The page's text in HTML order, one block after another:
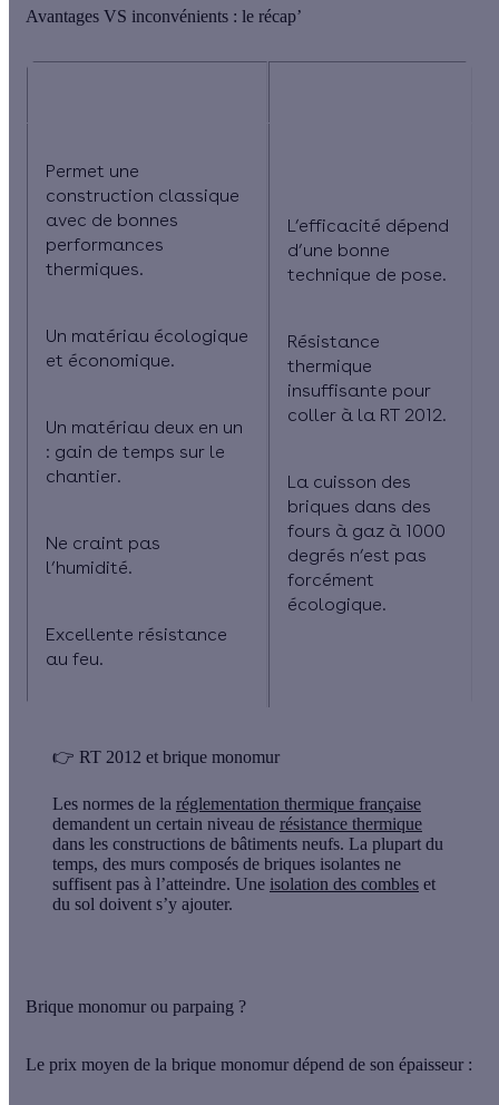
Avantages VS inconvénients : le récap’
Permet une
construction classique
avec de bonnes
performances
thermiques.
Un matériau écologique
et économique.
Un matériau deux en un
: gain de temps sur le
chantier.
Ne craint pas
l’humidité.
Excellente résistance
au feu.
L’efficacité dépend
d’une bonne
technique de pose.
Résistance
thermique
insuffisante pour
coller à la RT 2012.
La cuisson des
briques dans des
fours à gaz à 1000
degrés n’est pas
forcément
écologique.
👉 RT 2012 et brique monomur
Les normes de la réglementation thermique française
demandent un certain niveau de résistance thermique
dans les constructions de bâtiments neufs. La plupart du
temps, des murs composés de briques isolantes ne
suffisent pas à l’atteindre. Une isolation des combles et
du sol doivent s’y ajouter.
Brique monomur ou parpaing ?
Le prix moyen de la brique monomur dépend de son épaisseur :